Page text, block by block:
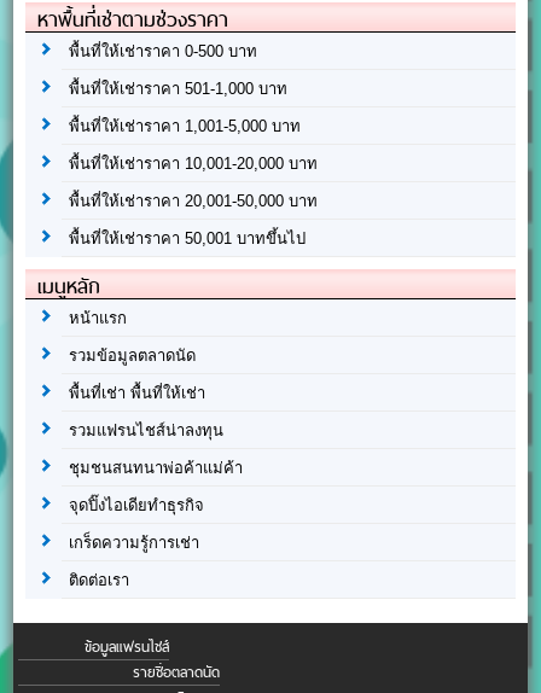
หาพื้นที่เช่าตามช่วงราคา
พื้นที่ให้เช่าราคา 0-500 บาท
พื้นที่ให้เช่าราคา 501-1,000 บาท
พื้นที่ให้เช่าราคา 1,001-5,000 บาท
พื้นที่ให้เช่าราคา 10,001-20,000 บาท
พื้นที่ให้เช่าราคา 20,001-50,000 บาท
พื้นที่ให้เช่าราคา 50,001 บาทขึ้นไป
เมนูหลัก
หน้าแรก
รวมข้อมูลตลาดนัด
พื้นที่เช่า พื้นที่ให้เช่า
รวมแฟรนไชส์น่าลงทุน
ชุมชนสนทนาพ่อค้าแม่ค้า
จุดปิ๊งไอเดียทำธุรกิจ
เกร็ดความรู้การเช่า
ติดต่อเรา
ข้อมูลแฟรนไชส์
รายชื่อตลาดนัด